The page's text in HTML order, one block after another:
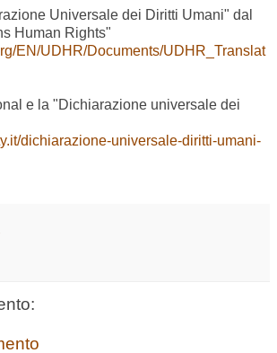
Universale dei Diritti Umani" dal
Human Rights"
EN/UDHR/Documents/UDHR_Translat
e la "Dichiarazione universale dei
dichiarazione-universale-diritti-umani-